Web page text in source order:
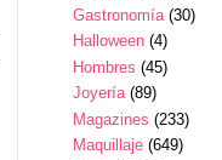
Gastronomía (30)
Halloween (4)
Hombres (45)
Joyería (89)
Magazines (233)
Maquillaje (649)